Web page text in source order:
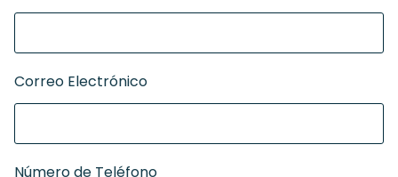
Correo Electrónico
Número de Teléfono